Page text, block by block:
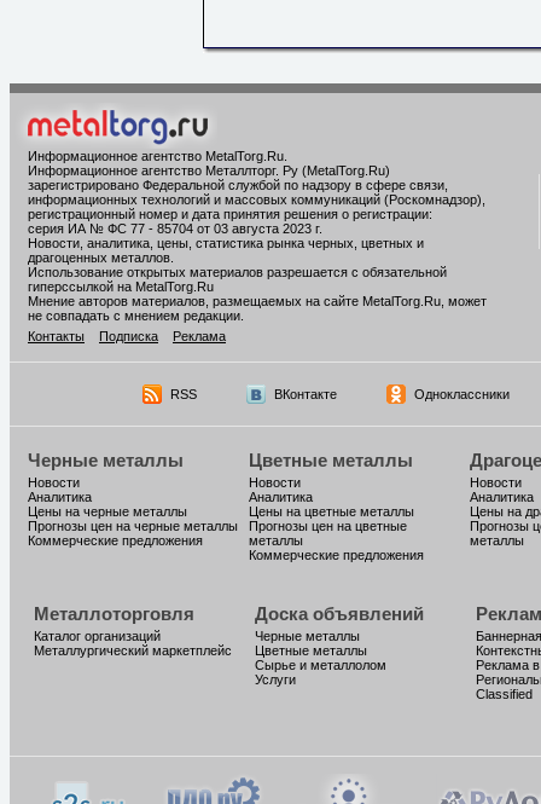
Информационное агентство MetalTorg.Ru
Информационное агентство Металлторг. Ру (MetalTorg.Ru)
зарегистрировано Федеральной службой по надзору в сфере связи,
информационных технологий и массовых коммуникаций (Роскомнадзор),
регистрационный номер и дата принятия решения о регистрации:
серия ИА № ФС 77 - 85704 от 03 августа 2023 г.
Новости, аналитика, цены, статистика рынка черных, цветных и
драгоценных металлов.
Использование открытых материалов разрешается с обязательной
гиперссылкой на MetalTorg.Ru
Мнение авторов материалов, размещаемых на сайте MetalTorg.Ru, может
не совпадать с мнением редакции.
Контакты
Подписка Реклама
RSS ВКонтакте Одноклассники
Черные металлы
Новости
Аналитика
Цены на черные металлы
Прогнозы цен на черные металлы
Коммерческие предложения
Цветные металлы
Новости
Аналитика
Цены на цветные металлы
Прогнозы цен на цветные
металлы
Коммерческие предложения
Новости
Аналитика
Цены на
Прогнозы
металлы
Металлоторговля
Каталог организаций
Металлургический маркетплейс
Доска объявлений
Черные металлы
Цветные металлы
Сырье и металлолом
Услуги
Реклама
Classified